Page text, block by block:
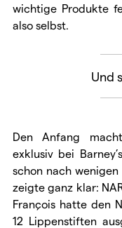
wichtige Produkte
also selbst.
Und
Den Anfang
exklusiv bei
schon nach
zeigte ganz klar:
François hatte den
12 Lippenstiften